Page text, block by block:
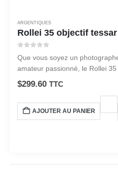
ARGENTIQUES
Rollei 35 objectif
Que vous soyez un
amateur passionné, le Rollei 35
est un choix idéal pour tous
$299.60 TTC
AJOUTER AU PANIER